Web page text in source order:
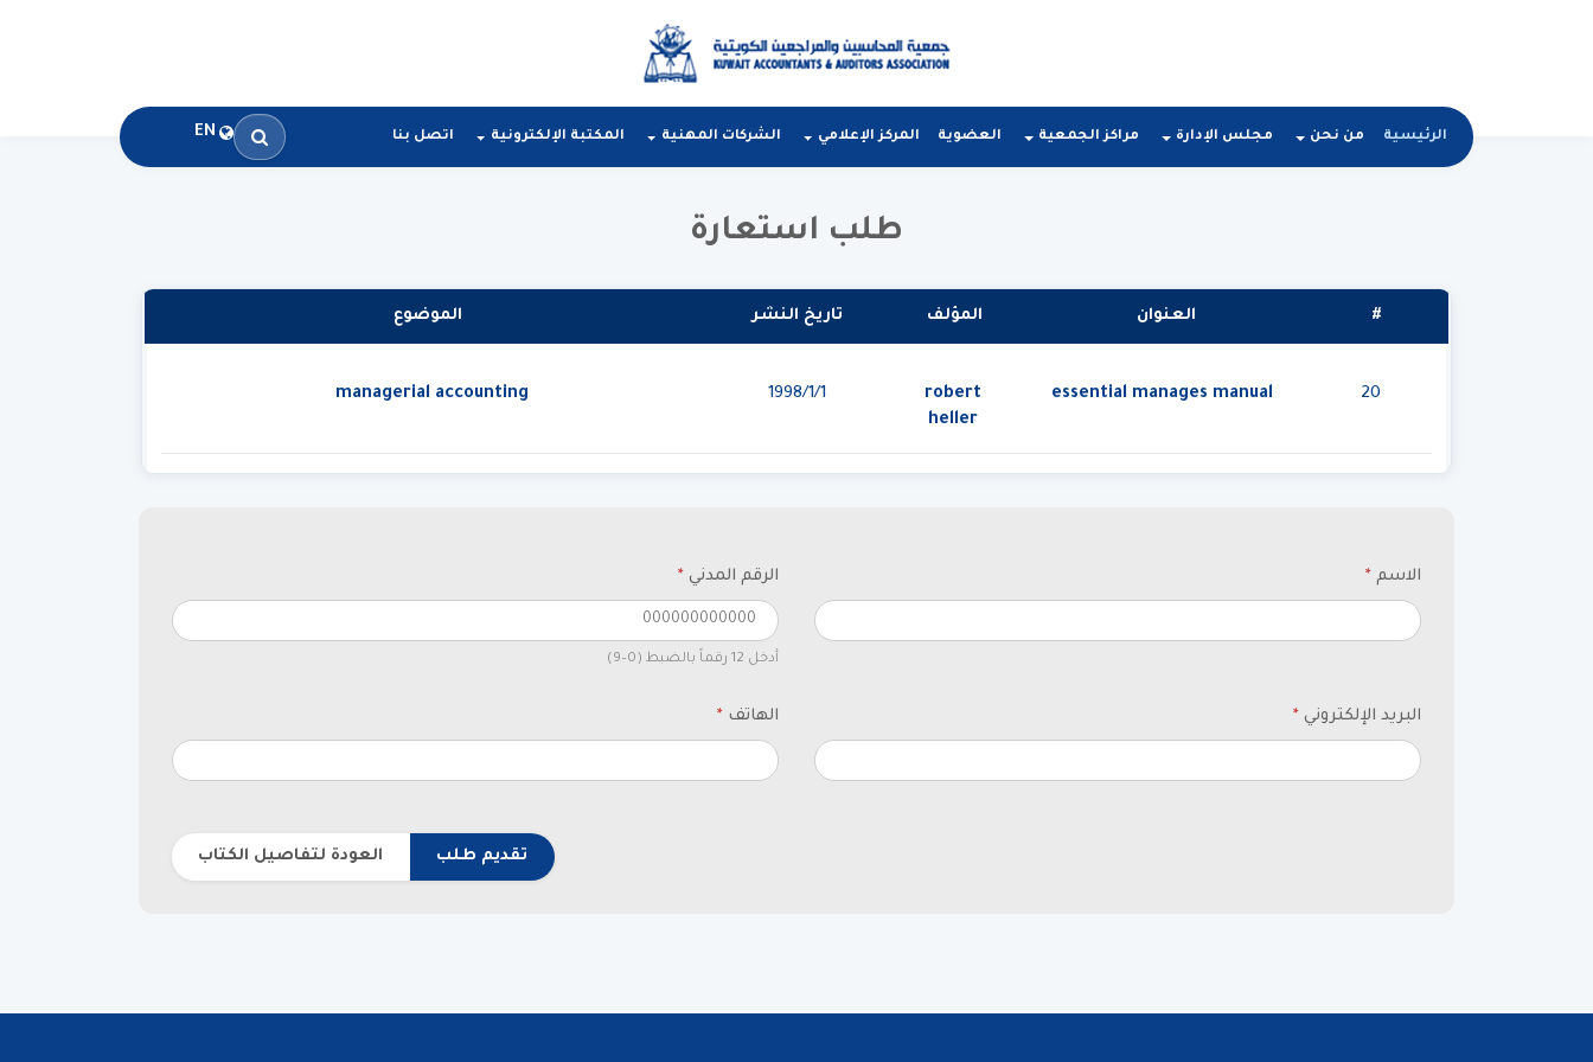
الرئيسية من نحن مجلس الإدارة مراكز الجمعية العضوية المركز الإعلامي الشركات المهنية المكتبة الإلكترونية اتصل بنا EN
طلب استعارة
# العنوان المؤلف تاريخ النشر الموضوع
20
essential manages manual
robert
heller
1‏‏/1‏‏/1998
managerial accounting
الاسم * الرقم المدني *
أدخل 12 رقماً بالضبط (0–9)
البريد الإلكتروني * الهاتف *
تقديم طلب العودة لتفاصيل الكتاب